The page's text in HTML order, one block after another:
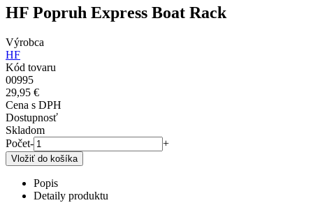
HF Popruh Express Boat Rack
Výrobca
HF
Kód tovaru
00995
29,95 €
Cena s DPH
Dostupnosť
Skladom
Počet- +
Popis
Detaily produktu